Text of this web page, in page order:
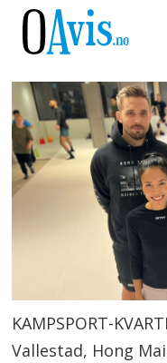
KAMPSPORT-
Vallestad, Hong